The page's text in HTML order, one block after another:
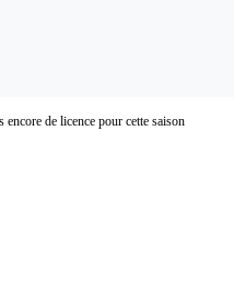
encore de licence pour cette saison